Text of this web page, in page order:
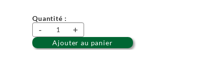
Quantité :
- +
Ajouter au panier